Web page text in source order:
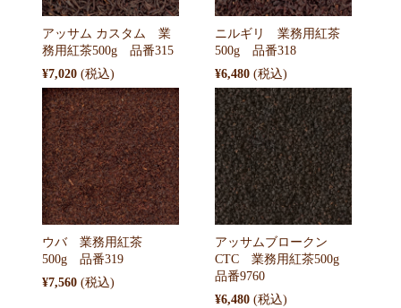
アッサム カスタム 業
務用紅茶500g 品番315
¥7,020
ニルギリ 業務用紅茶
500g 品番318
¥6,480
ウバ 業務用紅茶
500g 品番319
¥7,560
アッサムブロークン
CTC 業務用紅茶500g
品番9760
¥6,480